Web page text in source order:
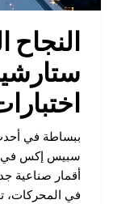
النجاح
ببساطة في
سبيس إكس في
أقمار صناعية
في المحركات،